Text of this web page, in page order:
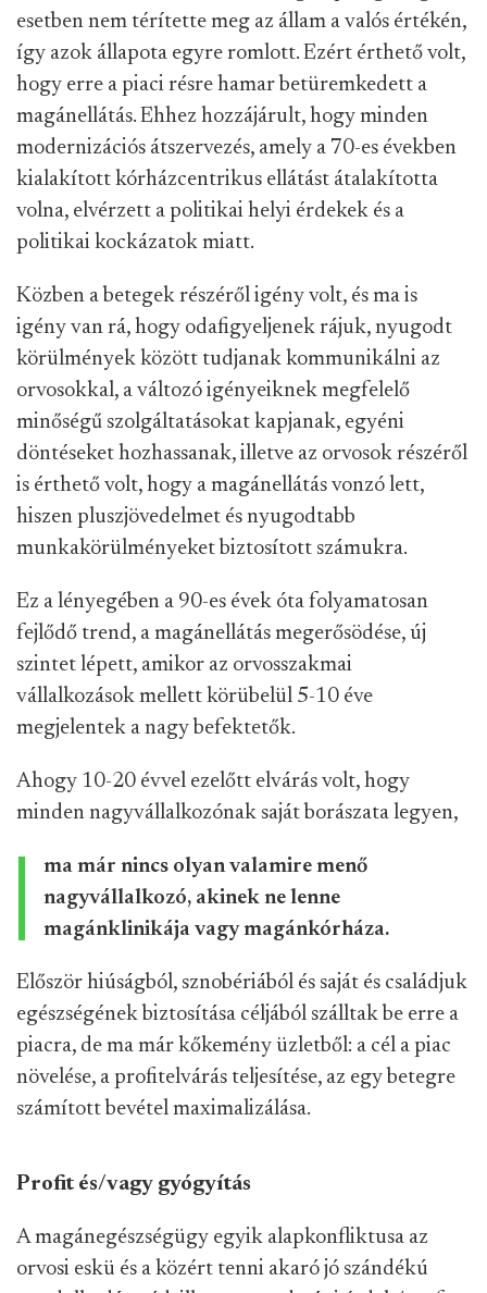
esetben nem térítette meg az állam a valós értékén,
így azok állapota egyre romlott. Ezért érthető volt,
hogy erre a piaci résre hamar betüremkedett a
magánellátás. Ehhez hozzájárult, hogy minden
modernizációs átszervezés, amely a 70-es években
kialakított kórházcentrikus ellátást átalakította
volna, elvérzett a politikai helyi érdekek és a
politikai kockázatok miatt.
Közben a betegek részéről igény volt, és ma is
igény van rá, hogy odafigyeljenek rájuk, nyugodt
körülmények között tudjanak kommunikálni az
orvosokkal, a változó igényeiknek megfelelő
minőségű szolgáltatásokat kapjanak, egyéni
döntéseket hozhassanak, illetve az orvosok részéről
is érthető volt, hogy a magánellátás vonzó lett,
hiszen pluszjövedelmet és nyugodtabb
munkakörülményeket biztosított számukra.
Ez a lényegében a 90-es évek óta folyamatosan
fejlődő trend, a magánellátás megerősödése, új
szintet lépett, amikor az orvosszakmai
vállalkozások mellett körübelül 5-10 éve
megjelentek a nagy befektetők.
Ahogy 10-20 évvel ezelőtt elvárás volt, hogy
minden nagyvállalkozónak saját borászata legyen,
ma már nincs olyan valamire menő
nagyvállalkozó, akinek ne lenne
magánklinikája vagy magánkórháza.
Először hiúságból, sznobériából és saját és családjuk
egészségének biztosítása céljából szálltak be erre a
piacra, de ma már kőkemény üzletből: a cél a piac
növelése, a profitelvárás teljesítése, az egy betegre
számított bevétel maximalizálása.
Profit és/vagy gyógyítás
A magánegészségügy egyik alapkonfliktusa az
orvosi eskü és a közért tenni akaró jó szándékú